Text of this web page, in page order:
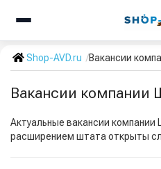
Shop-AVD.ru Вакансии
Вакансии компании
Актуальные вакансии
расширением штата открыты